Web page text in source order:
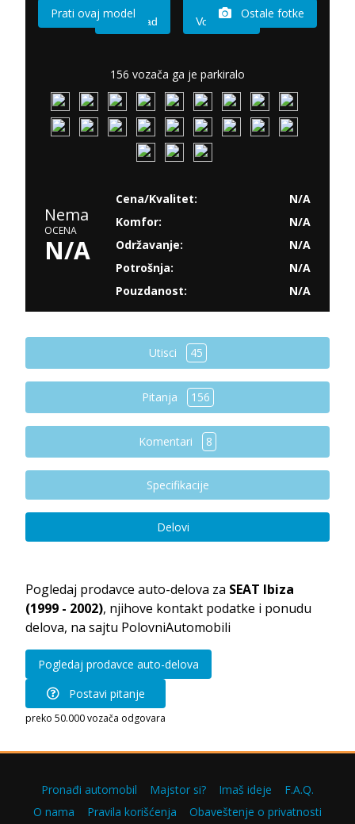
Imam sad Vozio sam
Prati ovaj model Ostale fotke
156 vozača ga je parkiralo
Nema
OCENA
N/A
Cena/Kvalitet:
N/A
Komfor:
N/A
Održavanje:
N/A
Potrošnja:
N/A
Pouzdanost:
N/A
Utisci 45
Pitanja 156
Komentari 8
Specifikacije
Delovi
Pogledaj prodavce auto-delova za SEAT Ibiza
(1999 - 2002), njihove kontakt podatke i ponudu
delova, na sajtu PolovniAutomobili
Pogledaj prodavce auto-delova
Postavi pitanje
preko 50.000 vozača odgovara
Pronađi automobil Majstor si? Imaš ideje
F.A.Q.
O nama
Pravila korišćenja Obaveštenje o privatnosti